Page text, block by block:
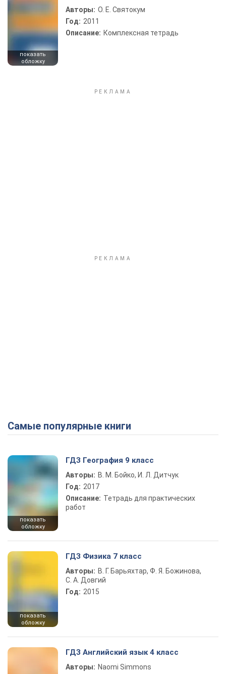
показать
обложку
Авторы: О. Е. Святокум
Год: 2011
Описание: Комплексная тетрадь
Самые популярные книги
показать
обложку
ГДЗ География 9 класс
Авторы: В. М. Бойко, И. Л. Дитчук
Год: 2017
Описание: Тетрадь для практических
работ
показать
обложку
ГДЗ Физика 7 класс
Авторы: В. Г. Барьяхтар, Ф. Я. Божинова,
С. А. Довгий
Год: 2015
ГДЗ Английский язык 4 класс
Авторы: Naomi Simmons